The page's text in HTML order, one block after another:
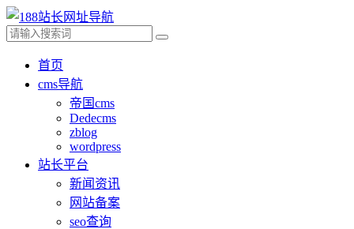
首页
cms导航
帝国cms
Dedecms
zblog
wordpress
站长平台
新闻资讯
网站备案
seo查询